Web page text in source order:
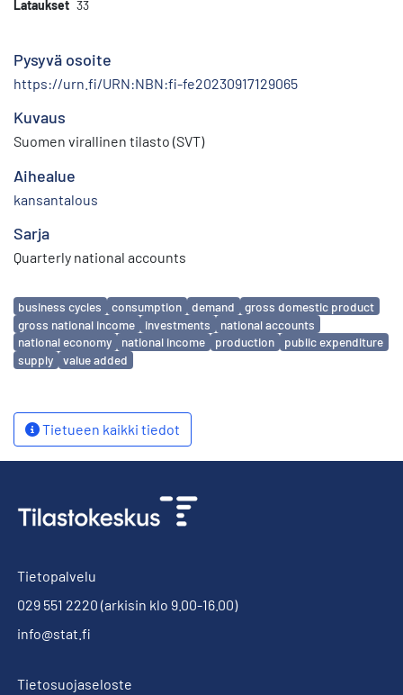
Lataukset 33
Pysyvä osoite
https://urn.fi/URN:NBN:fi-fe20230917129065
Kuvaus
Suomen virallinen tilasto (SVT)
Aihealue
kansantalous
Sarja
Quarterly national accounts
Avainsanat
business cycles consumption demand
gross domestic product
gross national income
investments
national accounts
national economy
national income production
public expenditure
supply
value added
Tietueen kaikki tiedot
Tietopalvelu
029 551 2220 (arkisin klo 9.00-16.00)
info@stat.fi
Tietosuojaseloste